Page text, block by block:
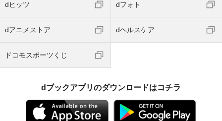
dヒッツ dフォト
dアニメストア dヘルスケア
ドコモスポーツくじ
dブックアプリのダウンロードはコチラ